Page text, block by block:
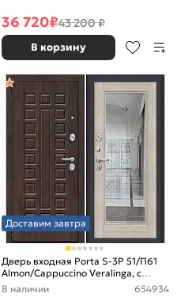
36 720₽43 200 ₽
В корзину
Доставим завтра
Дверь входная Porta S-3P 51/П61
Almon/Cappuccino Veralinga, с
зеркалом, 2 замка, с ночной
задвижкой
В наличии 654934